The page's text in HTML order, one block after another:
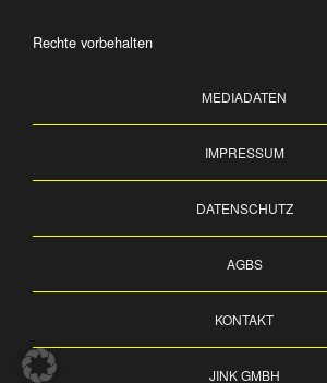
Rechte vorbehalten
MEDIADATEN
IMPRESSUM
DATENSCHUTZ
AGBS
KONTAKT
JINK GMBH